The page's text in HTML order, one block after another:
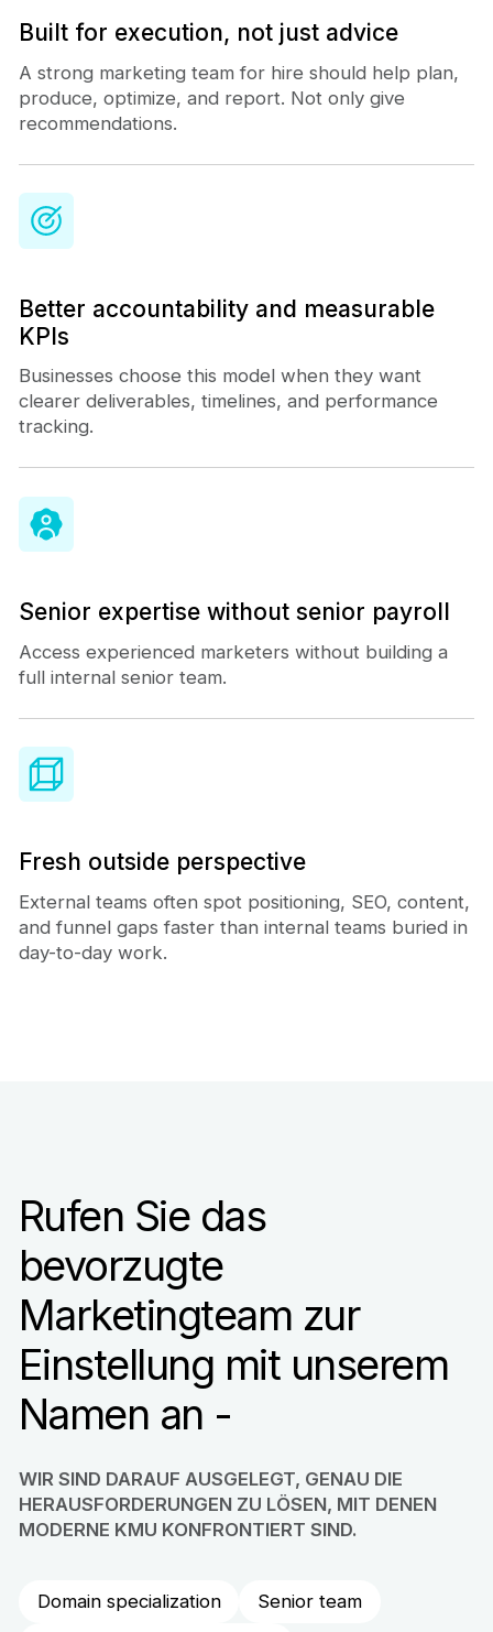
Built for execution, not just advice
A strong marketing team for hire should help plan,
produce, optimize, and report. Not only give
recommendations.
Better accountability and measurable
KPIs
Businesses choose this model when they want
clearer deliverables, timelines, and performance
tracking.
Senior expertise without senior payroll
Access experienced marketers without building a
full internal senior team.
Fresh outside perspective
External teams often spot positioning, SEO, content,
and funnel gaps faster than internal teams buried in
day-to-day work.
Rufen Sie das
bevorzugte
Marketingteam zur
Einstellung mit unserem
Namen an -
WIR SIND DARAUF AUSGELEGT, GENAU DIE
HERAUSFORDERUNGEN ZU LÖSEN, MIT DENEN
MODERNE KMU KONFRONTIERT SIND.
Domain specialization
Senior team